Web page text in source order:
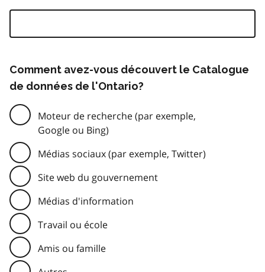
Comment avez-vous découvert le Catalogue
de données de l'Ontario?
Moteur de recherche (par exemple,
Google ou Bing)
Médias sociaux (par exemple, Twitter)
Site web du gouvernement
Médias d'information
Travail ou école
Amis ou famille